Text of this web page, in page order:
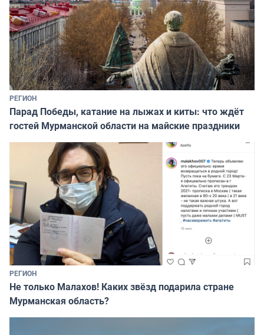
РЕГИОН
Парад Победы, катание на лыжах и киты: что ждёт
гостей Мурманской области на майские праздники
РЕГИОН
Не только Малахов! Каких звёзд подарила стране
Мурманская область?